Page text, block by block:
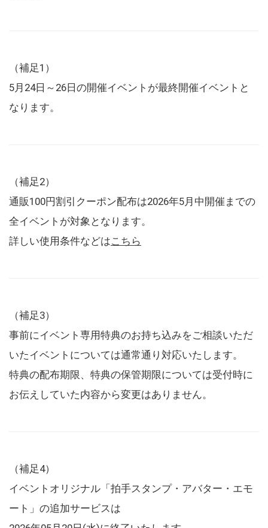
（補足1）
5月24日～26日の開催イベントが最終開催イベントと
なります。
（補足2）
通販100円割引クーポン配布は2026年5月中開催までの
全イベントが対象となります。
詳しい使用条件などはこちら
（補足3）
事前にイベント専用特典のお持ち込みをご相談いただ
いたイベントについては通常通り対応いたします。
特典の配布期限、特典の保管期限については受付時に
お伝えしていた内容から変更はありません。
（補足4）
イベントオリジナル「拍手スタンプ・アバター・エモ
ート」の追加サービスは